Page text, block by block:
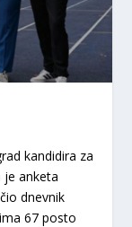
kandidira za
je anketa
dnevnik
67 posto